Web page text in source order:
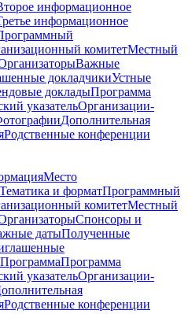
информационное
информационное
комитетМестный
Важные
докладчикиУстные
докладыПрограмма
указательОрганизации-
Дополнительная
Родственные конференции
Место
Тематика и форматПрограммный
комитетМестный
Спонсоры и
датыПолученные
ПрограммаПрограмма
указательОрганизации-
Родственные конференции